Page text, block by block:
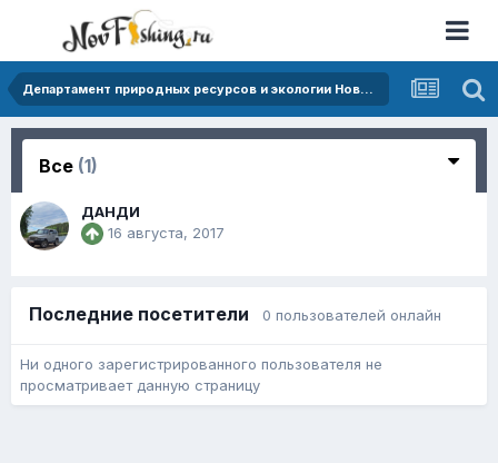
Департамент природных ресурсов и экологии Новгородской области
Все (1)
ДАНДИ
16 августа, 2017
Последние посетители 0 пользователей онлайн
Ни одного зарегистрированного пользователя не
просматривает данную страницу